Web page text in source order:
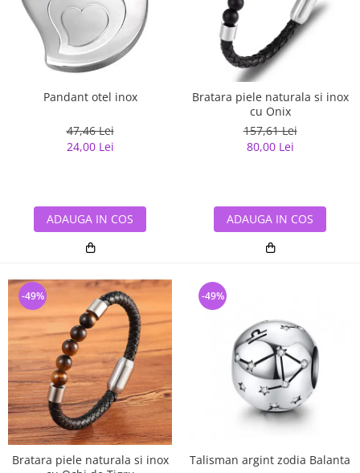
Pandant otel inox
47,46 Lei
24,00 Lei
ADAUGA IN COS
Bratara piele naturala si inox
cu Onix
157,61 Lei
80,00 Lei
ADAUGA IN COS
Bratara piele naturala si inox
-49%
Talisman argint zodia Balanta
-49%